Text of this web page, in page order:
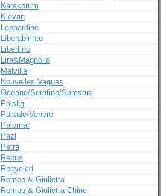
Karakorum
Kievan
Leopardine
Liberabirinto
Libertino
Lira&Magnolia
Melville
Nouvelles Vagues
Oceano/Serafino/Samsara
Paislig
Pallade/Venere
Palomar
Pazl
Petra
Rebus
Recycled
Romeo & Giulietta
Romeo & Giulietta Chine